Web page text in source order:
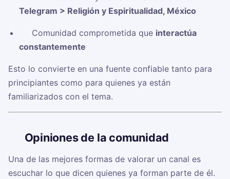
Telegram > Religión y Espiritualidad, México
✅ Comunidad comprometida que interactúa
constantemente
Esto lo convierte en una fuente confiable tanto para
principiantes como para quienes ya están
familiarizados con el tema.
Opiniones de la comunidad
Una de las mejores formas de valorar un canal es
escuchar lo que dicen quienes ya forman parte de él.